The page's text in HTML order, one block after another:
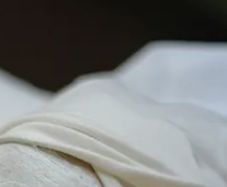
বাড়িতেই করুন
অনুযায়ী ম্যাসাজ ক্রিম,
অয়েল নিন। এরপর ১০-১৫
দিকে ম্যাসাজ করুন।
মুখের রঙ উজ্জ্বল দেখায়।